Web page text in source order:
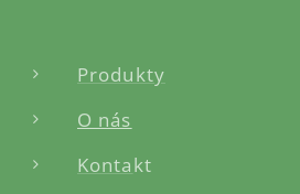
Produkty
O nás
Kontakt